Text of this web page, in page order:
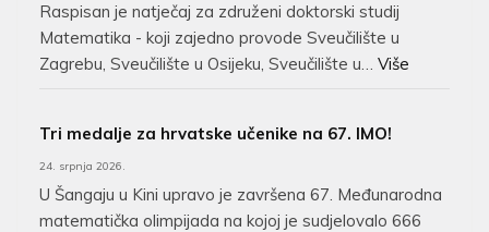
Raspisan je natječaj za združeni doktorski studij
Matematika - koji zajedno provode Sveučilište u
Zagrebu, Sveučilište u Osijeku, Sveučilište u… Više
Tri medalje za hrvatske učenike na 67. IMO!
24. srpnja 2026.
U Šangaju u Kini upravo je završena 67. Međunarodna
matematička olimpijada na kojoj je sudjelovalo 666